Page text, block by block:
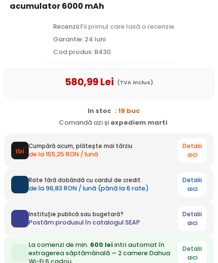
acumulator 6000 mAh
Recenzii:Fii primul care lasă o recenzie
Garantie: 24 luni
Cod produs: B430
580,99Lei (TVA inclus)
In stoc : 19 buc
Comandă azi și expediem marti
Cumpără acum, plătește mai târziu
de la 155,25 RON / lună
Detalii
aici
Rate fără dobândă cu cardul de credit
de la 96,83 RON / lună (până la 6 rate)
Detalii
aici
Instituție publică sau bugetară?
Postăm produsul în catalogul SEAP
Detalii
aici
La comenzi de min. 600 leiintri automat în
extragerea săptămânală — 2 camere Dahua
Wi-Fi 6 cadou.
Detalii
aici